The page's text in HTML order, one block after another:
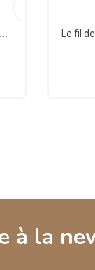
Résumé d'une vingtaine de règles jurisprudentielles liées au voyage - Bazmoul - Héritage...
à la